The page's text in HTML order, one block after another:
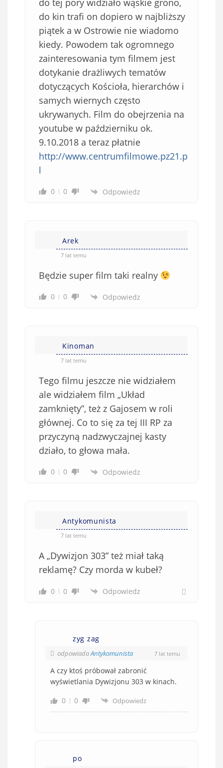
do tej pory widziało wąskie grono,
do kin trafi on dopiero w najbliższy
piątek a w Ostrowie nie wiadomo
kiedy. Powodem tak ogromnego
zainteresowania tym filmem jest
dotykanie drażliwych tematów
dotyczących Kościoła, hierarchów i
samych wiernych często
ukrywanych. Film do obejrzenia na
youtube w październiku ok.
9.10.2018 a teraz płatnie
http://www.centrumfilmowe.pz21.p
l
0 0 Odpowiedz
Arek
7 lat temu
Będzie super film taki realny
0 0 Odpowiedz
Kinoman
7 lat temu
Tego filmu jeszcze nie widziałem
ale widziałem film „Układ
zamknięty”, też z Gajosem w roli
głównej. Co to się za tej III RP za
przyczyną nadzwyczajnej kasty
działo, to głowa mała.
0 0 Odpowiedz
Antykomunista
7 lat temu
A „Dywizjon 303” też miał taką
reklamę? Czy morda w kubeł?
0 0 Odpowiedz
zyg zag
odpowiadaAntykomunista 7 lat temu
A czy ktoś próbował zabronić
wyświetlania Dywizjonu 303 w kinach.
0
0 Odpowiedz
po